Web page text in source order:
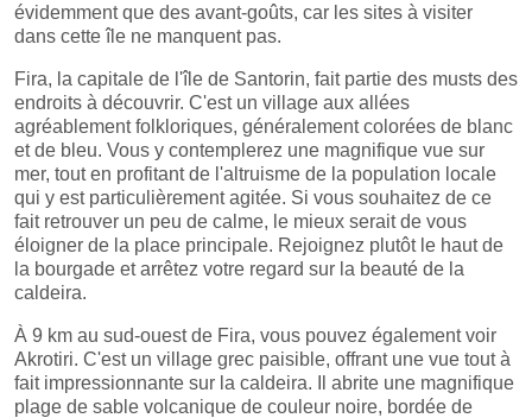
évidemment que des avant-goûts, car les sites à visiter
dans cette île ne manquent pas.
Fira, la capitale de l'île de Santorin, fait partie des musts des
endroits à découvrir. C'est un village aux allées
agréablement folkloriques, généralement colorées de blanc
et de bleu. Vous y contemplerez une magnifique vue sur
mer, tout en profitant de l'altruisme de la population locale
qui y est particulièrement agitée. Si vous souhaitez de ce
fait retrouver un peu de calme, le mieux serait de vous
éloigner de la place principale. Rejoignez plutôt le haut de
la bourgade et arrêtez votre regard sur la beauté de la
caldeira.
À 9 km au sud-ouest de Fira, vous pouvez également voir
Akrotiri. C'est un village grec paisible, offrant une vue tout à
fait impressionnante sur la caldeira. Il abrite une magnifique
plage de sable volcanique de couleur noire, bordée de